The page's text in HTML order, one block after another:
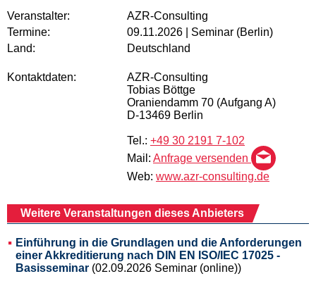
Veranstalter:
AZR-Consulting
Termine:
09.11.2026 | Seminar (Berlin)
Land:
Deutschland
Kontaktdaten:
AZR-Consulting
Tobias Böttge
Oraniendamm 70 (Aufgang A)
D-13469 Berlin
Tel.: +49 30 2191 7-102
Mail: Anfrage versenden
Web: www.azr-consulting.de
Weitere Veranstaltungen dieses Anbieters
Einführung in die Grundlagen und die Anforderungen
einer Akkreditierung nach DIN EN ISO/IEC 17025 -
Basisseminar (02.09.2026 Seminar (online))